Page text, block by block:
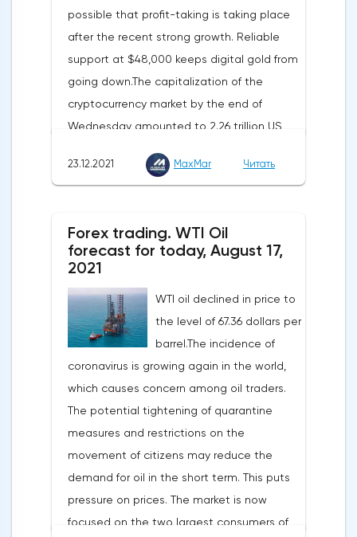
possible that profit-taking is taking place
after the recent strong growth. Reliable
support at $48,000 keeps digital gold from
going down.The capitalization of the
cryptocurrency market by the end of
Wednesday amounted to 2.26 trillion US
background supports the growth of digital
Staked betting platform. The company
called the deal "one of the largest
authorities of El Salvador bought 21 BTC in
honor of the significant date - December
21, 2021. This was stated by President Nayib
Bukele.Today, US news may affect the
course of digital currency trading. The
publication of basic orders for durable
goods will take place at the American
session. The US dollar will also react to the
publication of the consumer sentiment
index from the University of Michigan for
October. The growth of indicators will only
23.12.2021 MaxMar Читать
Forex trading. WTI Oil
forecast for today, August 17,
2021
WTI oil declined in price to
the level of 67.36 dollars per
barrel.The incidence of
coronavirus is growing again in the world,
which causes concern among oil traders.
The potential tightening of quarantine
measures and restrictions on the
movement of citizens may reduce the
demand for oil in the short term. This puts
pressure on prices. The market is now
focused on the two largest consumers of